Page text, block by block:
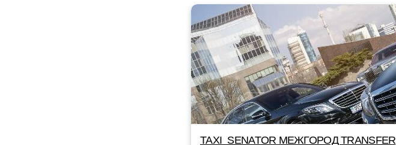
TAXI_SENATOR МЕЖГОРОД TRANSFER